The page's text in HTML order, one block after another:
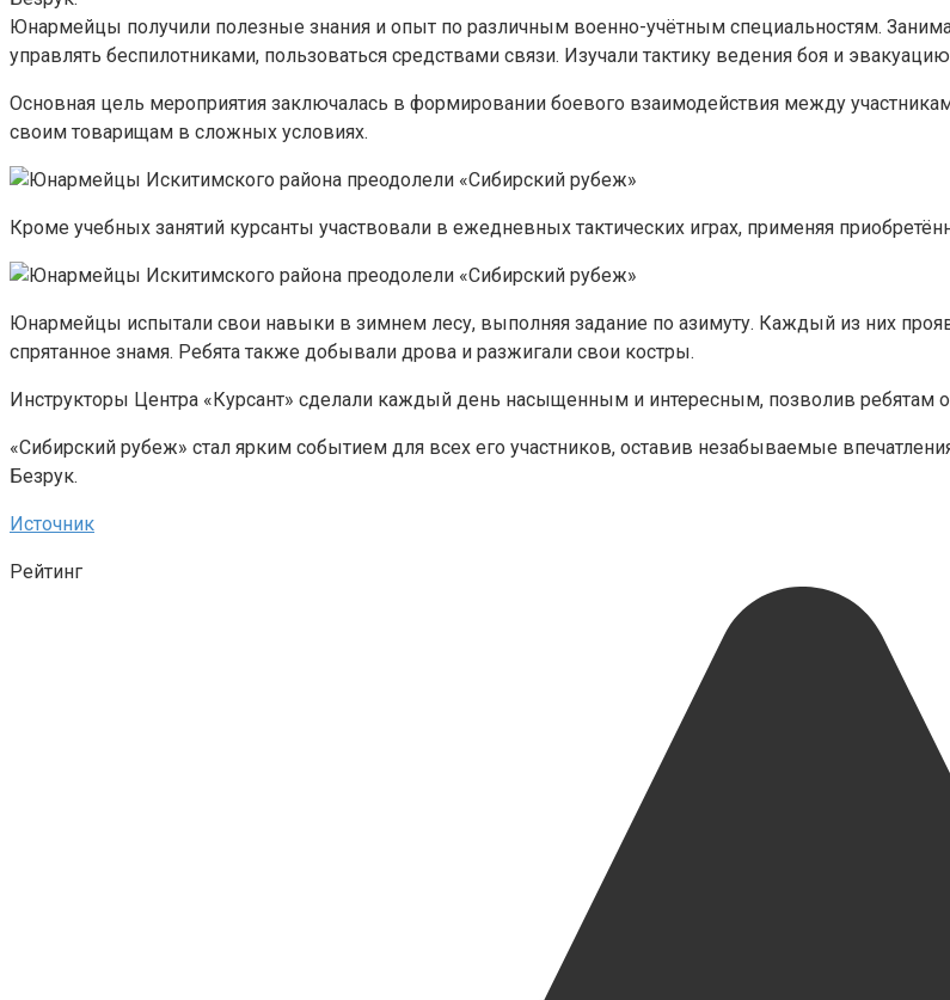
Юнармейцы получили полезные знания и опыт по различным военно-учётным специальностям.
управлять беспилотниками, пользоваться средствами связи. Изучали тактику ведения боя и
Основная цель мероприятия заключалась в формировании боевого взаимодействия между
своим товарищам в сложных условиях.
Кроме учебных занятий курсанты участвовали в ежедневных тактических играх, применяя
Юнармейцы испытали свои навыки в зимнем лесу, выполняя задание по азимуту. Каждый из них
спрятанное знамя. Ребята также добывали дрова и разжигали свои костры.️
Инструкторы Центра «Курсант» сделали каждый день насыщенным и интересным, позволив ребятам
«Сибирский рубеж» стал ярким событием для всех его участников, оставив незабываемые
Безрук.
Источник
Рейтинг